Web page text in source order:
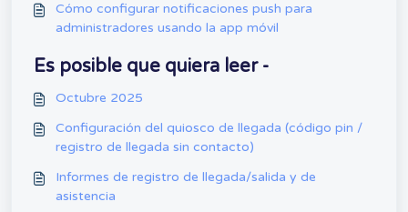
Cómo configurar notificaciones push para
administradores usando la app móvil
Es posible que quiera leer -
Octubre 2025
Configuración del quiosco de llegada (código pin /
registro de llegada sin contacto)
Informes de registro de llegada/salida y de
asistencia